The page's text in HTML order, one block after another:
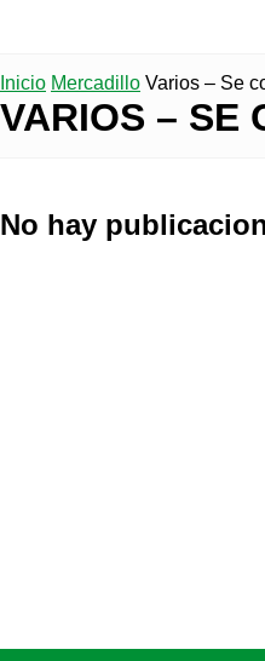
Inicio Mercadillo Varios – Se
VARIOS – SE
No hay